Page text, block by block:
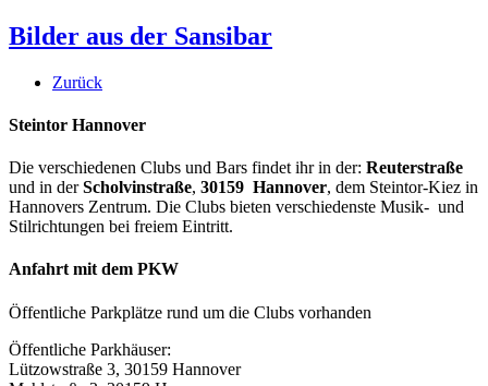
Bilder aus der Sansibar
Zurück
Steintor Hannover
Die verschiedenen Clubs und Bars findet ihr in der: Reuterstraße
und in derScholvinstraße, 30159 Hannover, dem Steintor-Kiez in
Hannovers Zentrum. Die Clubs bieten verschiedenste Musik- und
Stilrichtungen bei freiem Eintritt.
Anfahrt mit dem PKW
Öffentliche Parkplätze rund um die Clubs vorhanden
Öffentliche Parkhäuser:
Lützowstraße 3, 30159 Hannover